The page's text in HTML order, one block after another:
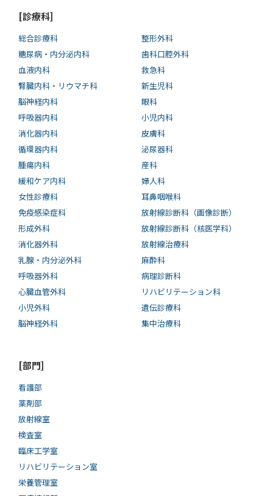
[診療科]
総合診療科
糖尿病・内分泌内科
血液内科
腎臓内科・リウマチ科
脳神経内科
呼吸器内科
消化器内科
循環器内科
腫瘍内科
緩和ケア内科
女性診療科
免疫感染症科
形成外科
消化器外科
乳腺・内分泌外科
呼吸器外科
心臓血管外科
小児外科
脳神経外科
整形外科
歯科口腔外科
救急科
新生児科
眼科
小児内科
皮膚科
泌尿器科
産科
婦人科
耳鼻咽喉科
放射線診断科（画像診断）
放射線診断科（核医学科）
放射線治療科
麻酔科
病理診断科
リハビリテーション科
遺伝診療科
集中治療科
[部門]
看護部
薬剤部
放射線室
検査室
臨床工学室
リハビリテーション室
栄養管理室